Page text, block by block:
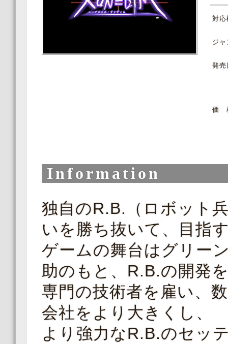
対応
ジ
発売
価
Information
独自のR.B.（ロボット
いを勝ち抜いて、目指
ゲームの舞台はグリー
助のもと、R.B.の開発
専門の技術者を雇い、
会社をより大きくし、
より強力なR.B.のセッ